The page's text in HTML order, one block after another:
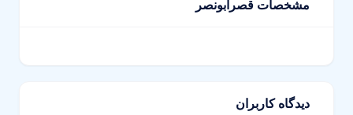
مشخصات قصرابونصر
دیدگاه کاربران